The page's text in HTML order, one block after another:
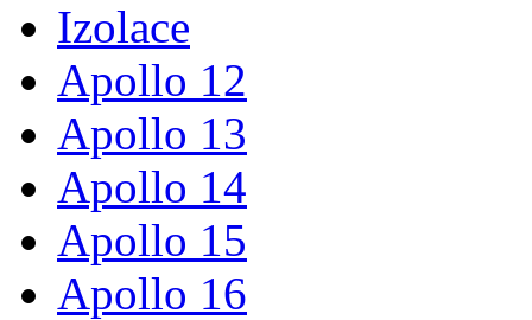
Izolace
Apollo 12
Apollo 13
Apollo 14
Apollo 15
Apollo 16